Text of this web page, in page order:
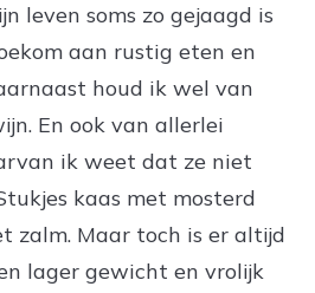
leven soms zo gejaagd is
aan rustig eten en
houd ik wel van
En ook van allerlei
ik weet dat ze niet
kaas met mosterd
zalm. Maar toch is er altijd
lager gewicht en vrolijk